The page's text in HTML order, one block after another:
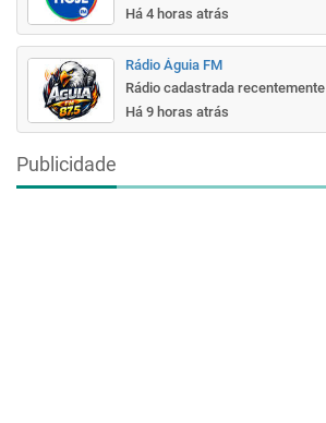
Há 4 horas atrás
Rádio Águia FM
Rádio cadastrada recentemente
Há 9 horas atrás
Publicidade